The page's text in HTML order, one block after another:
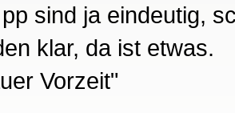
sind ja eindeutig,
klar, da ist etwas.
Vorzeit"